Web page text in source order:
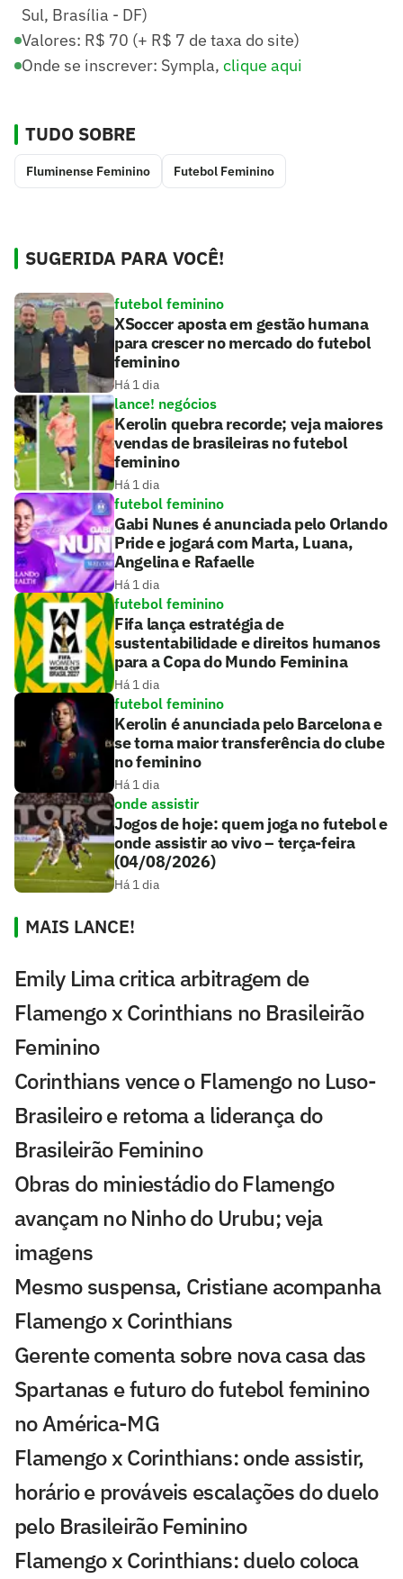
Sul, Brasília - DF)
Valores: R$ 70 (+ R$ 7 de taxa do site)
Onde se inscrever: Sympla, clique aqui
TUDO SOBRE
Fluminense Feminino Futebol Feminino
SUGERIDA PARA VOCÊ!
futebol feminino
XSoccer aposta em gestão humana
para crescer no mercado do futebol
feminino
Há 1 dia
lance! negócios
Kerolin quebra recorde; veja maiores
vendas de brasileiras no futebol
feminino
Há 1 dia
futebol feminino
Gabi Nunes é anunciada pelo Orlando
Pride e jogará com Marta, Luana,
Angelina e Rafaelle
Há 1 dia
futebol feminino
Fifa lança estratégia de
sustentabilidade e direitos humanos
para a Copa do Mundo Feminina
Há 1 dia
futebol feminino
Kerolin é anunciada pelo Barcelona e
se torna maior transferência do clube
no feminino
Há 1 dia
onde assistir
Jogos de hoje: quem joga no futebol e
onde assistir ao vivo – terça-feira
(04/08/2026)
Há 1 dia
MAIS LANCE!
Emily Lima critica arbitragem de
Flamengo x Corinthians no Brasileirão
Feminino
Corinthians vence o Flamengo no Luso-
Brasileiro e retoma a liderança do
Brasileirão Feminino
Obras do miniestádio do Flamengo
avançam no Ninho do Urubu; veja
imagens
Mesmo suspensa, Cristiane acompanha
Flamengo x Corinthians
Gerente comenta sobre nova casa das
Spartanas e futuro do futebol feminino
no América-MG
Flamengo x Corinthians: onde assistir,
horário e prováveis escalações do duelo
pelo Brasileirão Feminino
Flamengo x Corinthians: duelo coloca